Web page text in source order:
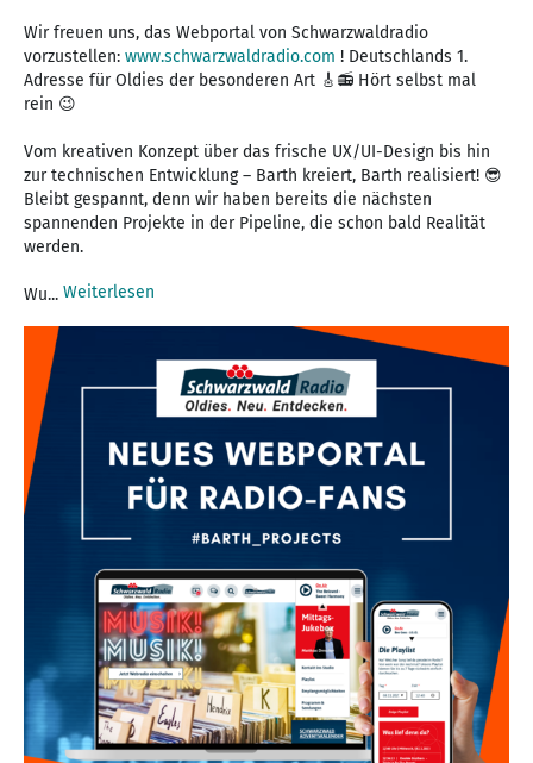
Wir freuen uns, das Webportal von Schwarzwaldradio
vorzustellen: www.schwarzwaldradio.com ! Deutschlands 1.
Adresse für Oldies der besonderen Art 🎸📻 Hört selbst mal
rein 😉
Vom kreativen Konzept über das frische UX/UI-Design bis hin
zur technischen Entwicklung – Barth kreiert, Barth realisiert! 😎
Bleibt gespannt, denn wir haben bereits die nächsten
spannenden Projekte in der Pipeline, die schon bald Realität
werden.
Wu... Weiterlesen